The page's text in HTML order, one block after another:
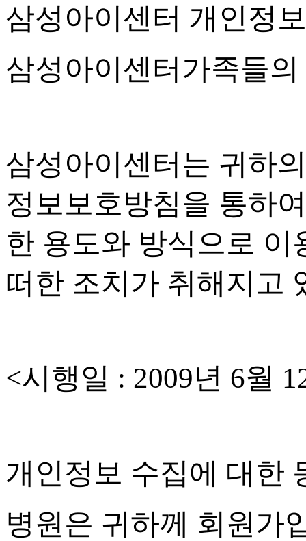
삼성아이센터 개인정
삼성아이센터가족들
삼성아이센터는 귀하
정보보호방침을 통하
한 용도와 방식으로
떠한 조치가 취해지고
<시행일 : 2009년 6월
개인정보 수집에 대한
병원은 귀하께 회원가